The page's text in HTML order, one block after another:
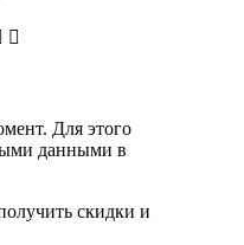

Для этого
данными в
скидки и